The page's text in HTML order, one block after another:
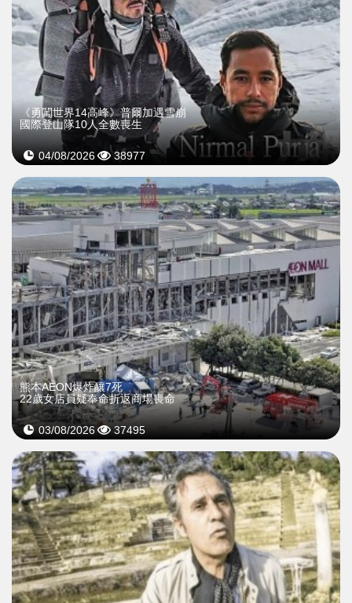
《勇闖世界14高峰》普爾加遇雪崩
國際登山隊10人全數喪生
04/08/2026 38977
熊本AEON爆炸釀7死
22歲女店員疑奉命折返商場喪命
03/08/2026 37495